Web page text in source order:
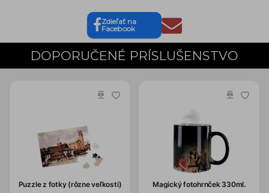
Zdieľať na
Facebook
DOPORUČENÉ PRÍSLUŠENSTVO
Puzzle z fotky (rôzne veľkosti) Magický fotohrnček 330ml.